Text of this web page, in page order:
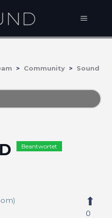
Community
Sound
Beantwortet
0